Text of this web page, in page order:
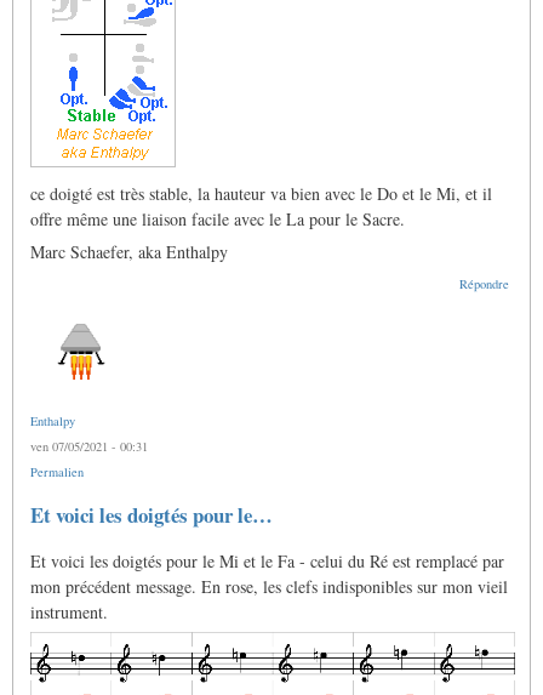
ce doigté est très stable, la hauteur va bien avec le Do et le Mi, et il
offre même une liaison facile avec le La pour le Sacre.
Marc Schaefer, aka Enthalpy
Répondre
Enthalpy
ven 07/05/2021 - 00:31
Permalien
Et voici les doigtés pour le…
Et voici les doigtés pour le Mi et le Fa - celui du Ré est remplacé par
mon précédent message. En rose, les clefs indisponibles sur mon vieil
instrument.